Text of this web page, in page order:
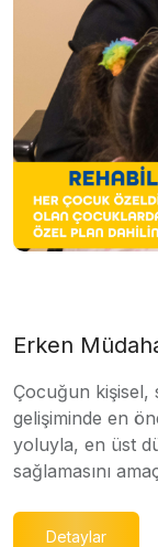
Erken
Çocuğun kişisel,
gelişiminde en
yoluyla, en üst
sağlamasını
Detaylar